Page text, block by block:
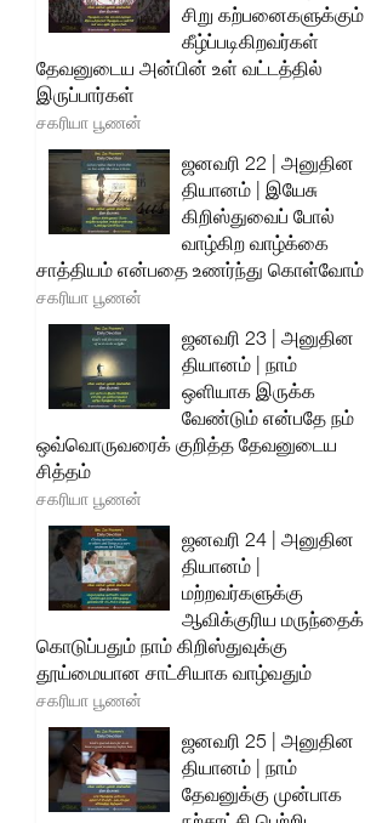
சிறு கற்பனைகளுக்கும்
கீழ்ப்படிகிறவர்கள்
தேவனுடைய அன்பின் உள் வட்டத்தில்
இருப்பார்கள்
சகரியா பூணன்
ஜனவரி 22 | அனுதின
தியானம் | இயேசு
கிறிஸ்துவைப் போல்
வாழ்கிற வாழ்க்கை
சாத்தியம் என்பதை உணர்ந்து கொள்வோம்
சகரியா பூணன்
ஜனவரி 23 | அனுதின
தியானம் | நாம்
ஒளியாக இருக்க
வேண்டும் என்பதே நம்
ஒவ்வொருவரைக் குறித்த தேவனுடைய
சித்தம்
சகரியா பூணன்
ஜனவரி 24 | அனுதின
தியானம் |
மற்றவர்களுக்கு
ஆவிக்குரிய மருந்தைக்
கொடுப்பதும் நாம் கிறிஸ்துவுக்கு
தூய்மையான சாட்சியாக வாழ்வதும்
சகரியா பூணன்
ஜனவரி 25 | அனுதின
தியானம் | நாம்
தேவனுக்கு முன்பாக